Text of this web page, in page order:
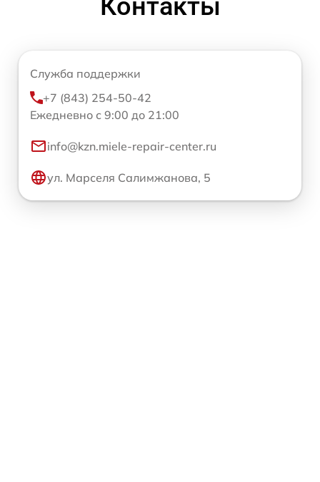
Контакты
Служба поддержки
+7 (843) 254-50-42
Ежедневно с 9:00 до 21:00
info@kzn.miele-repair-center.ru
ул. Марселя Салимжанова, 5